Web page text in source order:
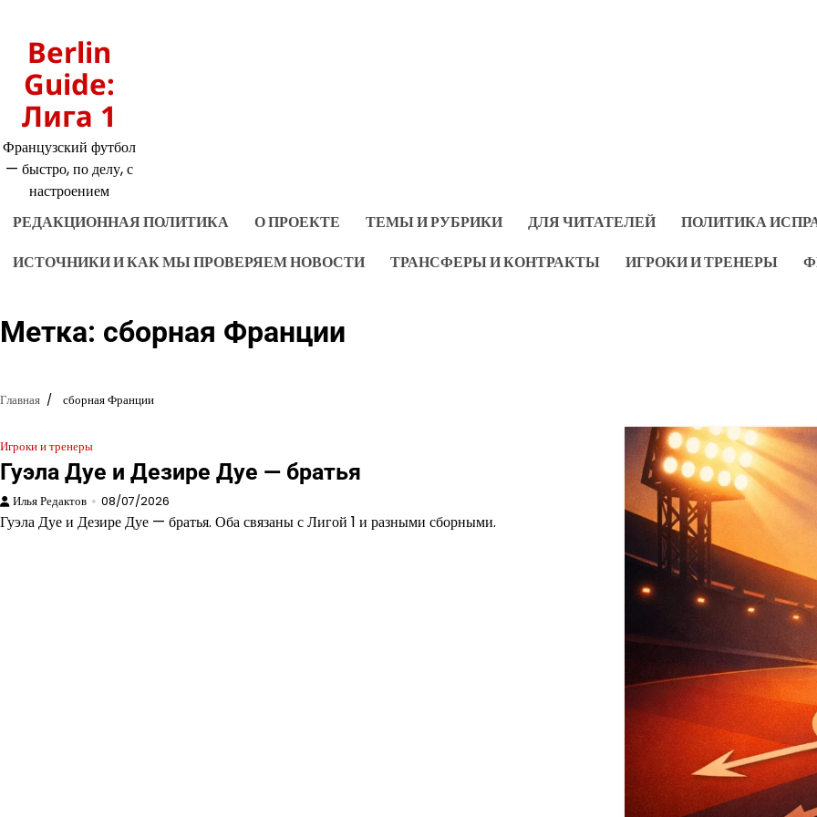
содержимому
Berlin
Guide:
Лига 1
Французский футбол
— быстро, по делу, с
настроением
РЕДАКЦИОННАЯ ПОЛИТИКА
О ПРОЕКТЕ ТЕМЫ И РУБРИКИ ДЛЯ ЧИТАТЕЛЕЙ
ПОЛИТИКА
ИСТОЧНИКИ И КАК МЫ ПРОВЕРЯЕМ НОВОСТИ
ТРАНСФЕРЫ И КОНТРАКТЫ ИГРОКИ И ТРЕНЕРЫ
Метка: сборная Франции
Главная сборная Франции
Игроки и тренеры
Гуэла Дуе и Дезире Дуе — братья
Илья Редактов 08/07/2026
Гуэла Дуе и Дезире Дуе — братья. Оба связаны с Лигой 1 и разными сборными.Фрибет 8000 руб от Лиги Ставок